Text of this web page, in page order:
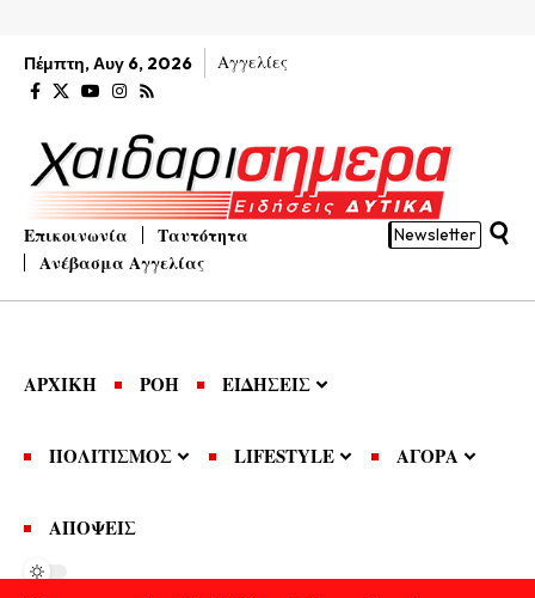
Πέμπτη, Αυγ 6, 2026 Αγγελίες
Επικοινωνία
Ταυτότητα
Ανέβασμα Αγγελίας
Newsletter
ΑΡΧΙΚΗ ΡΟΗ ΕΙΔΗΣΕΙΣ
ΠΟΛΙΤΙΣΜΟΣ LIFESTYLE ΑΓΟΡΑ
ΑΠΟΨΕΙΣ